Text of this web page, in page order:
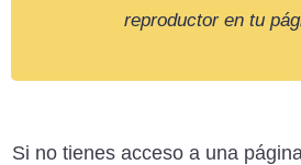
reproductor en tu
Si no tienes acceso a una